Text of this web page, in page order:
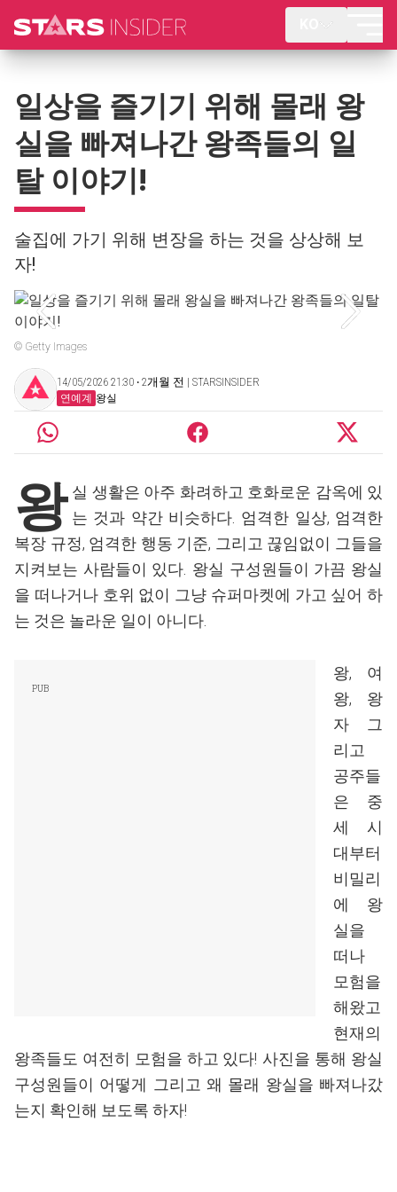
일상을 즐기기 위해 몰래 왕
실을 빠져나간 왕족들의 일
탈 이야기!
술집에 가기 위해 변장을 하는 것을 상상해 보
자!
© Getty Images
14/05/2026 21:30 ‧ 2개월 전 | STARSINSIDER
연예계 왕실
왕 실 생활은 아주 화려하고 호화로운 감옥에 있
는 것과 약간 비슷하다. 엄격한 일상, 엄격한
복장 규정, 엄격한 행동 기준, 그리고 끊임없이 그들을
지켜보는 사람들이 있다. 왕실 구성원들이 가끔 왕실
을 떠나거나 호위 없이 그냥 슈퍼마켓에 가고 싶어 하
는 것은 놀라운 일이 아니다.
왕, 여
왕, 왕
자 그
리고
공주들
은 중
세 시
대부터
비밀리
에 왕
실을
떠나
모험을
해왔고
현재의
왕족들도 여전히 모험을 하고 있다! 사진을 통해 왕실
구성원들이 어떻게 그리고 왜 몰래 왕실을 빠져나갔
는지 확인해 보도록 하자!